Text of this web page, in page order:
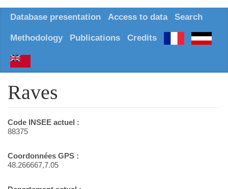
Database presentation Access to data Search
Methodology Publications Credits
Raves
Code INSEE actuel :
88375
Coordonnées GPS :
48.266667,7.05